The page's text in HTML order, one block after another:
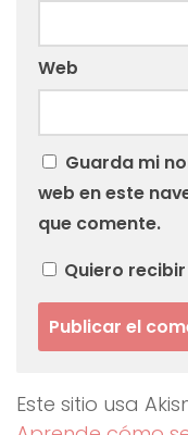
Web
Guarda mi
web en este
que comente.
Quiero
Este sitio usa